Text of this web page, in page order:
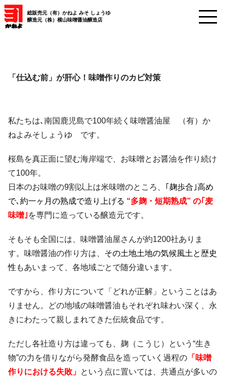
総販売元（有）かねよ みそ しょうゆ
醸造元（株）横山味噌醤油醸造店
「仕込む前」が肝心！味噌作りのカビ対策
私たちは､南国鹿児島で100年続く味噌醤油屋 （有）か
ねよみそしょうゆ です。
桜島を真正面に望む海岸端で、お味噌とお醤油を作り続け
て100年。
日本のお味噌の9割以上は米味噌のところ、
｢麹歩合｣高め
で､約一ヶ月の熟成で造り上げる “多麹・短期熟成” の｢麦
味噌｣を専門に造っている醸造元です。
そもそも全国には、味噌醤油屋さんが約1200社ありま
す。味噌醤油の作り方は、 その土地土地の気候風土と歴史
性 もあいまって、各地域ごとで随分違います。
ですから、作り方について「どれが正解」ということはあ
りません。どの地域の味噌醤油もそれぞれ味わい深く、永
きにわたって親しまれてきた伝統食品です。
ただし各社造り方は違っても、麹（こうじ）という“生き
物”の力を借りながら発酵食品を造っていく過程の 「味噌
作りにおける失敗」 という点に置いては、共通点が多いの